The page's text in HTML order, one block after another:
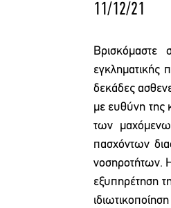
11/12/21
εγκληματικής
δεκάδες
με ευθύνη της
των
πασχόντων
νοσηροτήτων. Η
εξυπηρέτηση